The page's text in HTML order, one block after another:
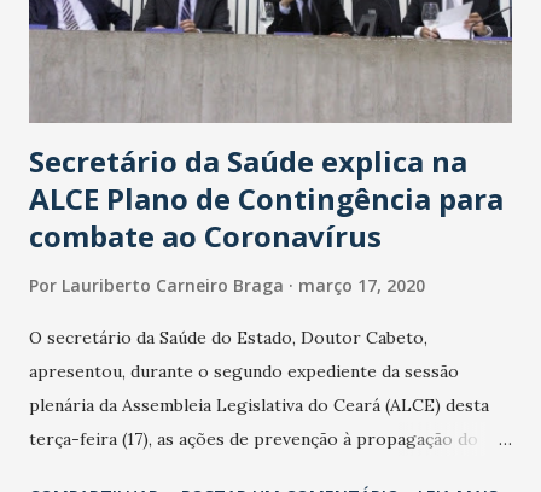
Secretário da Saúde explica na
ALCE Plano de Contingência para
combate ao Coronavírus
Por Lauriberto Carneiro Braga março 17, 2020
O secretário da Saúde do Estado, Doutor Cabeto,
apresentou, durante o segundo expediente da sessão
plenária da Assembleia Legislativa do Ceará (ALCE) desta
terça-feira (17), as ações de prevenção à propagação do